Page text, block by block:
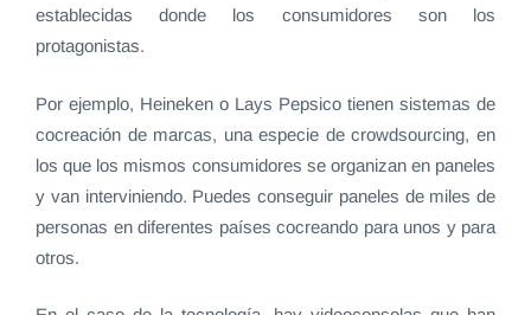
establecidas donde los consumidores son los
protagonistas.
Por ejemplo, Heineken o Lays Pepsico tienen sistemas de
cocreación de marcas, una especie de crowdsourcing, en
los que los mismos consumidores se organizan en paneles
y van interviniendo. Puedes conseguir paneles de miles de
personas en diferentes países cocreando para unos y para
otros.